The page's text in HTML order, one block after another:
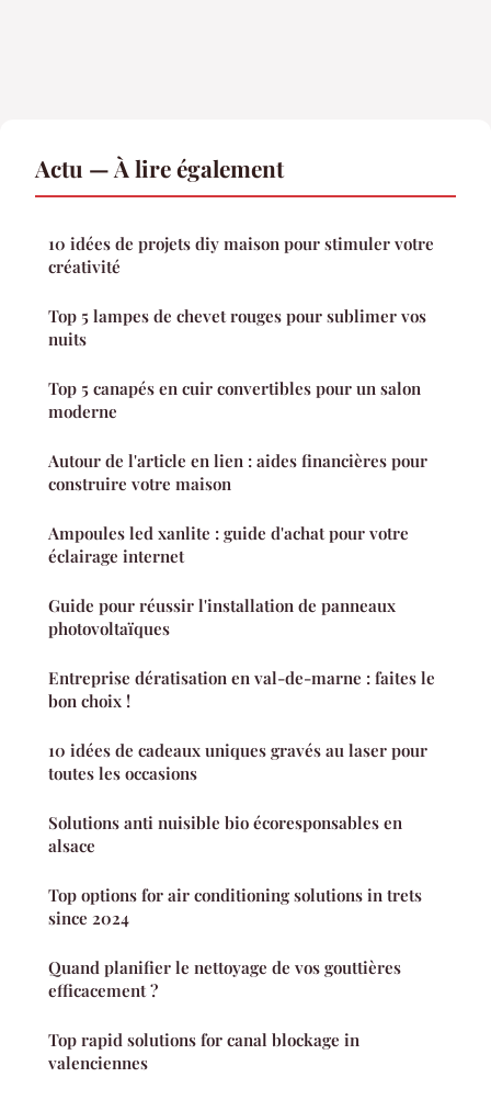
Actu — À lire également
10 idées de projets diy maison pour stimuler votre
créativité
Top 5 lampes de chevet rouges pour sublimer vos
nuits
Top 5 canapés en cuir convertibles pour un salon
moderne
Autour de l'article en lien : aides financières pour
construire votre maison
Ampoules led xanlite : guide d'achat pour votre
éclairage internet
Guide pour réussir l'installation de panneaux
photovoltaïques
Entreprise dératisation en val-de-marne : faites le
bon choix !
10 idées de cadeaux uniques gravés au laser pour
toutes les occasions
Solutions anti nuisible bio écoresponsables en
alsace
Top options for air conditioning solutions in trets
since 2024
Quand planifier le nettoyage de vos gouttières
efficacement ?
Top rapid solutions for canal blockage in
valenciennes